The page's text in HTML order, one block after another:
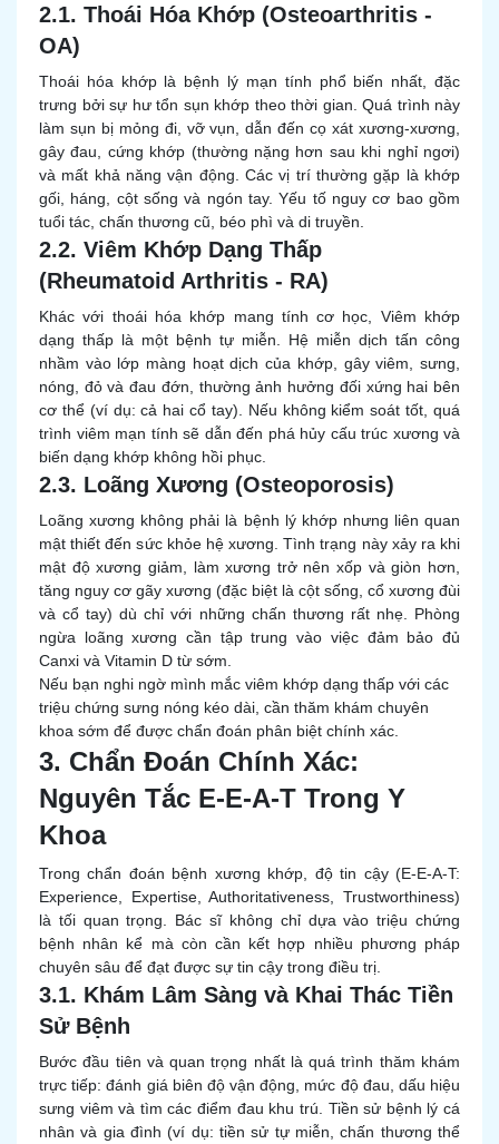
2.1. Thoái Hóa Khớp (Osteoarthritis -
OA)
Thoái hóa khớp là bệnh lý mạn tính phổ biến nhất, đặc
trưng bởi sự hư tổn sụn khớp theo thời gian. Quá trình này
làm sụn bị mỏng đi, vỡ vụn, dẫn đến cọ xát xương-xương,
gây đau, cứng khớp (thường nặng hơn sau khi nghỉ ngơi)
và mất khả năng vận động. Các vị trí thường gặp là khớp
gối, háng, cột sống và ngón tay. Yếu tố nguy cơ bao gồm
tuổi tác, chấn thương cũ, béo phì và di truyền.
2.2. Viêm Khớp Dạng Thấp
(Rheumatoid Arthritis - RA)
Khác với thoái hóa khớp mang tính cơ học, Viêm khớp
dạng thấp là một bệnh tự miễn. Hệ miễn dịch tấn công
nhầm vào lớp màng hoạt dịch của khớp, gây viêm, sưng,
nóng, đỏ và đau đớn, thường ảnh hưởng đối xứng hai bên
cơ thể (ví dụ: cả hai cổ tay). Nếu không kiểm soát tốt, quá
trình viêm mạn tính sẽ dẫn đến phá hủy cấu trúc xương và
biến dạng khớp không hồi phục.
2.3. Loãng Xương (Osteoporosis)
Loãng xương không phải là bệnh lý khớp nhưng liên quan
mật thiết đến sức khỏe hệ xương. Tình trạng này xảy ra khi
mật độ xương giảm, làm xương trở nên xốp và giòn hơn,
tăng nguy cơ gãy xương (đặc biệt là cột sống, cổ xương đùi
và cổ tay) dù chỉ với những chấn thương rất nhẹ. Phòng
ngừa loãng xương cần tập trung vào việc đảm bảo đủ
Canxi và Vitamin D từ sớm.
Nếu bạn nghi ngờ mình mắc viêm khớp dạng thấp với các
triệu chứng sưng nóng kéo dài, cần thăm khám chuyên
khoa sớm để được chẩn đoán phân biệt chính xác.
3. Chẩn Đoán Chính Xác:
Nguyên Tắc E-E-A-T Trong Y
Khoa
Trong chẩn đoán bệnh xương khớp, độ tin cậy (E-E-A-T:
Experience, Expertise, Authoritativeness, Trustworthiness)
là tối quan trọng. Bác sĩ không chỉ dựa vào triệu chứng
bệnh nhân kể mà còn cần kết hợp nhiều phương pháp
chuyên sâu để đạt được sự tin cậy trong điều trị.
3.1. Khám Lâm Sàng và Khai Thác Tiền
Sử Bệnh
Bước đầu tiên và quan trọng nhất là quá trình thăm khám
trực tiếp: đánh giá biên độ vận động, mức độ đau, dấu hiệu
sưng viêm và tìm các điểm đau khu trú. Tiền sử bệnh lý cá
nhân và gia đình (ví dụ: tiền sử tự miễn, chấn thương thể